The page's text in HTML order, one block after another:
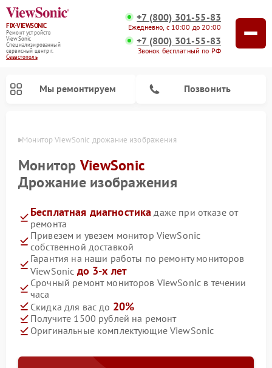
FIX-VIEWSONIC
Ремонт устройств
ViewSonic
Специализированный
cервисный центр г.
Севастополь
+7 (800) 301-55-83
Ежедневно, с 10:00 до 20:00
+7 (800) 301-55-83
Звонок бесплатный по РФ
Мы ремонтируем Позвонить
Монитор ViewSonic дрожание изображения
Монитор ViewSonic
Дрожание изображения
Бесплатная диагностика даже при отказе от
ремонта
Привезем и увезем монитор ViewSonic
собственной доставкой
Гарантия на наши работы по ремонту мониторов
ViewSonic до 3-х лет
Срочный ремонт мониторов ViewSonic в течении
часа
Скидка для вас до 20%
Получите 1500 рублей на ремонт
Оригинальные комплектующие ViewSonic